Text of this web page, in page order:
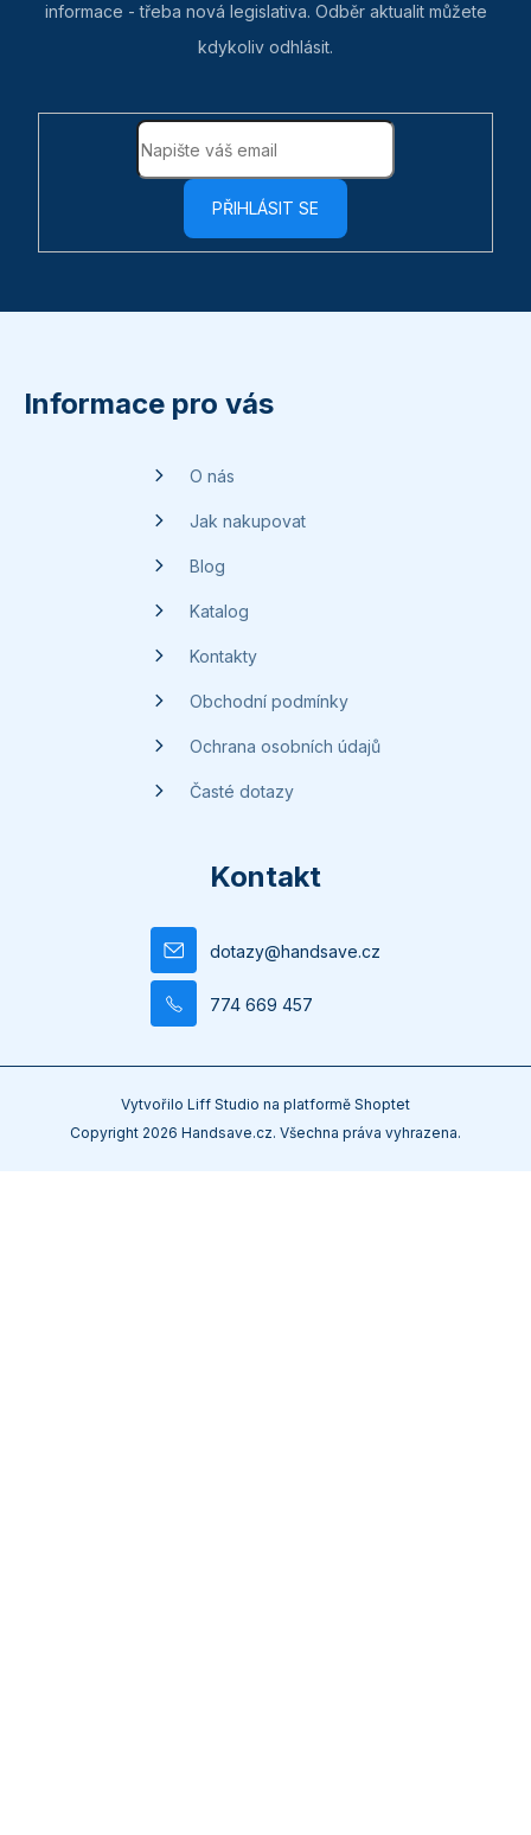
informace - třeba nová legislativa. Odběr aktualit můžete
kdykoliv odhlásit.
PŘIHLÁSIT SE
Informace pro vás
O nás
Jak nakupovat
Blog
Katalog
Kontakty
Obchodní podmínky
Ochrana osobních údajů
Časté dotazy
Kontakt
dotazy@handsave.cz
774 669 457
Vytvořilo Liff Studio na platformě Shoptet
Copyright 2026 Handsave.cz. Všechna práva vyhrazena.